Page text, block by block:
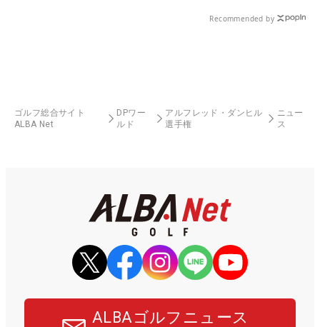
Recommended by
ゴルフ総合サイト
ALBA Net
DPワー
ルド
アルフレッド・ダンヒル
選手権
ニュー
ス
ALBAゴルフニュース